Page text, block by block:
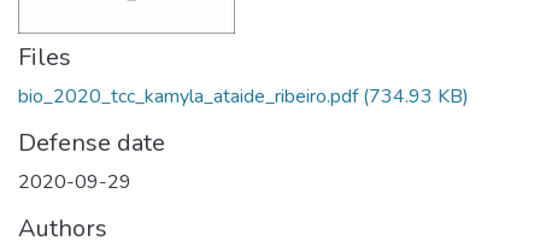
Files
bio_2020_tcc_kamyla_ataide_ribeiro.pdf(734.93 KB)
Defense date
2020-09-29
Authors